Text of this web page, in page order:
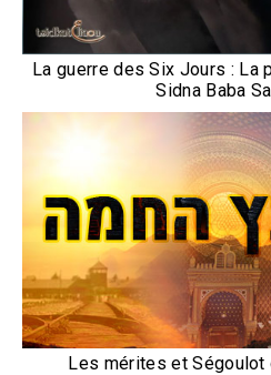
La guerre des Six Jours : La
Sidna Baba
Les mérites et Ségoulot